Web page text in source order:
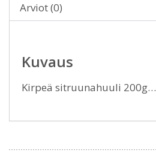
Arviot (0)
Kuvaus
Kirpeä sitruunahuuli 200g…